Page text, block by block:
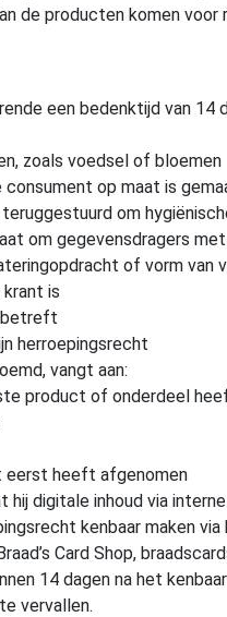
de producten komen voor
een bedenktijd van
zoals voedsel of bloemen
op maat is
om
om gegevensdragers met
of vorm van
is
betreft
herroepingsrecht
vangt aan:
product of onderdeel
eerst heeft afgenomen
digitale inhoud via
kenbaar maken
Card Shop,
14 dagen na het
vervallen.